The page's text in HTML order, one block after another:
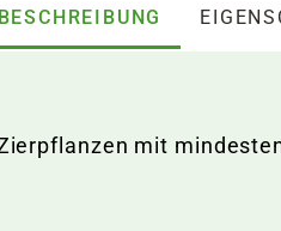
BESCHREIBUNG
mit